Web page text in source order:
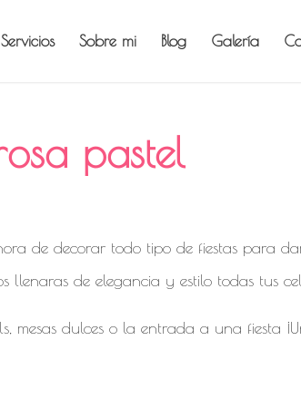
Servicios Sobre mi Blog Galería
pastel
de decorar todo tipo de fiestas para
llenaras de elegancia y estilo todas tus
mesas dulces o la entrada a una fiesta